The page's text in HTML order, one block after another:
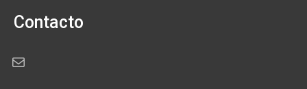
Contacto
Correo electrónico